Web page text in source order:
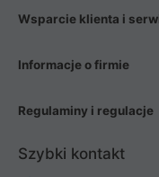
Wsparcie klienta i
Informacje o firmie
Regulaminy i regulacje
Szybki kontakt